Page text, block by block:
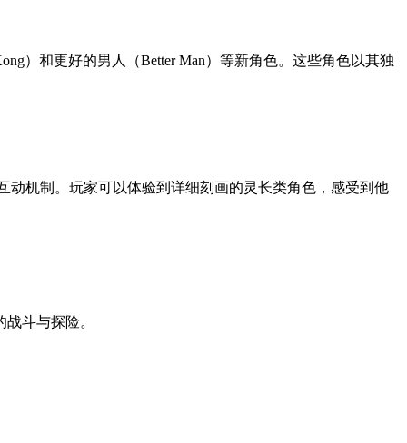
）和更好的男人（Better Man）等新角色。这些角色以其独
动机制。玩家可以体验到详细刻画的灵长类角色，感受到他
斗与探险。